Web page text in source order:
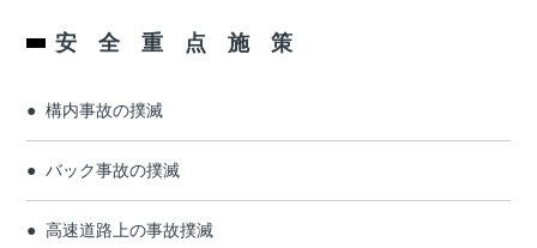
安 全 重 点 施 策
構内事故の撲滅
バック事故の撲滅
高速道路上の事故撲滅